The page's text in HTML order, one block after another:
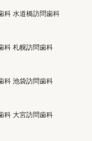
科 水道橋訪問歯科
科 札幌訪問歯科
科 池袋訪問歯科
科 大宮訪問歯科